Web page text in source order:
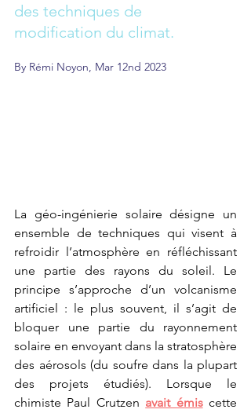
des techniques de
modification du climat.
By Rémi Noyon, Mar 12nd 2023
La géo-ingénierie solaire désigne un
ensemble de techniques qui visent à
refroidir l’atmosphère en réfléchissant
une partie des rayons du soleil. Le
principe s’approche d’un volcanisme
artificiel : le plus souvent, il s’agit de
bloquer une partie du rayonnement
solaire en envoyant dans la stratosphère
des aérosols (du soufre dans la plupart
des projets étudiés). Lorsque le
chimiste Paul Crutzen avait émis cette